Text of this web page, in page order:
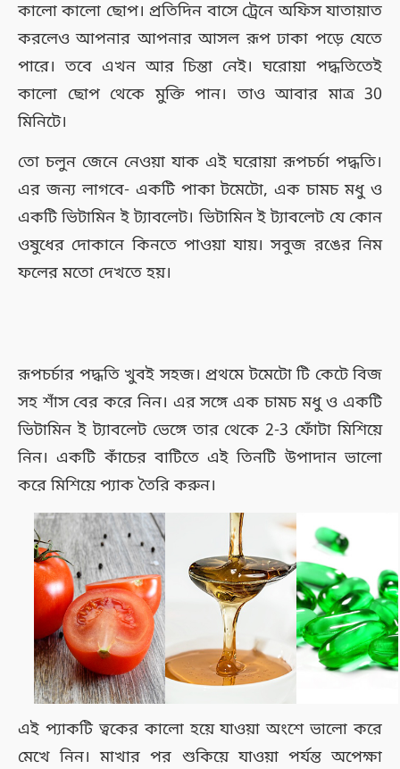
কালো কালো ছোপ। প্রতিদিন বাসে ট্রেনে অফিস যাতায়াত
করলেও আপনার আপনার আসল রূপ ঢাকা পড়ে যেতে
পারে। তবে এখন আর চিন্তা নেই। ঘরোয়া পদ্ধতিতেই
কালো ছোপ থেকে মুক্তি পান। তাও আবার মাত্র 30
মিনিটে।
তো চলুন জেনে নেওয়া যাক এই ঘরোয়া রূপচর্চা পদ্ধতি।
এর জন্য লাগবে- একটি পাকা টমেটো, এক চামচ মধু ও
একটি ভিটামিন ই ট্যাবলেট। ভিটামিন ই ট্যাবলেট যে কোন
ওষুধের দোকানে কিনতে পাওয়া যায়। সবুজ রঙের নিম
ফলের মতো দেখতে হয়।
রূপচর্চার পদ্ধতি খুবই সহজ। প্রথমে টমেটো টি কেটে বিজ
সহ শাঁস বের করে নিন। এর সঙ্গে এক চামচ মধু ও একটি
ভিটামিন ই ট্যাবলেট ভেঙ্গে তার থেকে 2-3 ফোঁটা মিশিয়ে
নিন। একটি কাঁচের বাটিতে এই তিনটি উপাদান ভালো
করে মিশিয়ে প্যাক তৈরি করুন।
এই প্যাকটি ত্বকের কালো হয়ে যাওয়া অংশে ভালো করে
মেখে নিন। মাখার পর শুকিয়ে যাওয়া পর্যন্ত অপেক্ষা